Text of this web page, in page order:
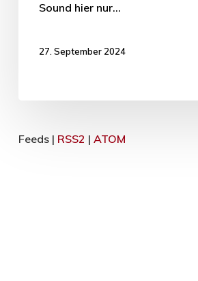
Sound hier nur…
27. September 2024
Feeds | RSS2 | ATOM